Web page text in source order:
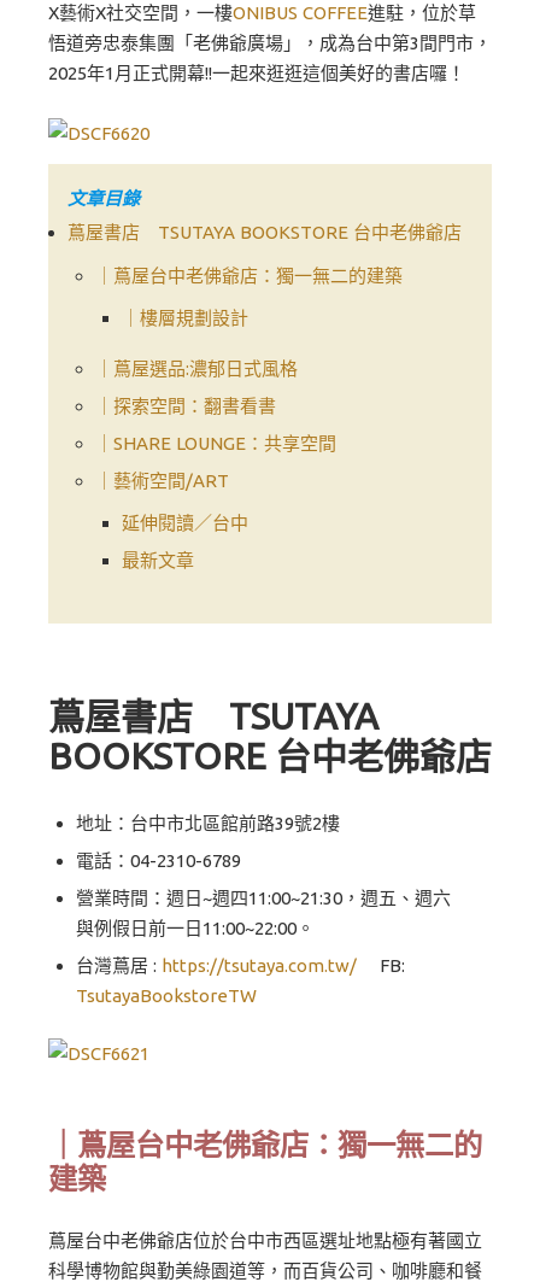
X藝術X社交空間，一樓ONIBUS COFFEE進駐，位於草
悟道旁忠泰集團「老佛爺廣場」，成為台中第3間門市，
2025年1月正式開幕!!一起來逛逛這個美好的書店囉！
文章目錄
蔦屋書店 TSUTAYA BOOKSTORE 台中老佛爺店
｜蔦屋台中老佛爺店：獨一無二的建築
｜樓層規劃設計
｜蔦屋選品:濃郁日式風格
｜探索空間：翻書看書
｜SHARE LOUNGE：共享空間
｜藝術空間/ART
延伸閱讀／台中
最新文章
蔦屋書店 TSUTAYA
BOOKSTORE 台中老佛爺店
地址：台中市北區館前路39號2樓
電話：04-2310-6789
營業時間：週日~週四11:00~21:30，週五、週六
與例假日前一日11:00~22:00。
台灣蔦居 : https://tsutaya.com.tw/
FB:
TsutayaBookstoreTW
｜蔦屋台中老佛爺店：獨一無二的
建築
蔦屋台中老佛爺店位於台中市西區選址地點極有著國立
科學博物館與勤美綠園道等，而百貨公司、咖啡廳和餐